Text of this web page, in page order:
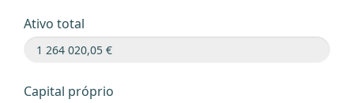
Ativo total
Capital próprio